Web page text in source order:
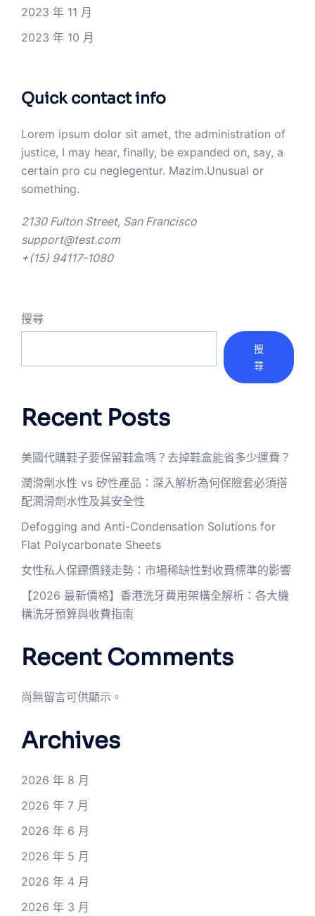
2023 年 11 月
2023 年 10 月
Quick contact info
Lorem ipsum dolor sit amet, the administration of
justice, I may hear, finally, be expanded on, say, a
certain pro cu neglegentur. Mazim.Unusual or
something.
2130 Fulton Street, San Francisco
support@test.com
+(15) 94117-1080
搜尋
搜
尋
Recent Posts
美國代購鞋子要保留鞋盒嗎？去掉鞋盒能省多少運費？
潤滑劑水性 vs 矽性產品：深入解析為何保險套必須搭
配潤滑劑水性及其安全性
Defogging and Anti-Condensation Solutions for
Flat Polycarbonate Sheets
女性私人保鏢價錢走勢：市場稀缺性對收費標準的影響
【2026 最新價格】香港洗牙費用架構全解析：各大機
構洗牙預算與收費指南
Recent Comments
尚無留言可供顯示。
Archives
2026 年 8 月
2026 年 7 月
2026 年 6 月
2026 年 5 月
2026 年 4 月
2026 年 3 月